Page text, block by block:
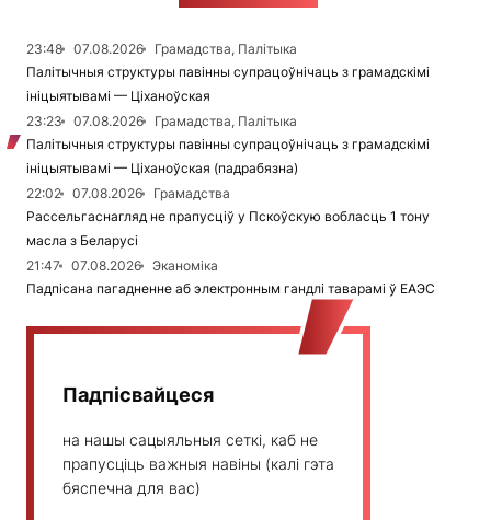
23:48 07.08.2026
Грамадства, Палітыка
Палітычныя структуры павінны супрацоўнічаць з грамадскімі
ініцыятывамі — Ціханоўская
23:23
07.08.2026
Грамадства, Палітыка
Палітычныя структуры павінны супрацоўнічаць з грамадскімі
ініцыятывамі — Ціханоўская (падрабязна)
22:02
07.08.2026
Грамадства
Рассельгаснагляд не прапусціў у Пскоўскую вобласць 1 тону
масла з Беларусі
21:47
07.08.2026
Эканоміка
Падпісана пагадненне аб электронным гандлі таварамі ў ЕАЭС
Падпісвайцеся
на нашы сацыяльныя сеткі, каб не
прапусціць важныя навіны (калі гэта
бяспечна для вас)